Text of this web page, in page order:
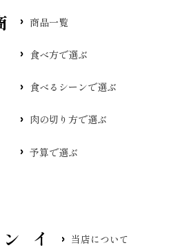
商品一覧
食べ方で選ぶ
食べるシーンで選ぶ
肉の切り方で選ぶ
予算で選ぶ
当店について